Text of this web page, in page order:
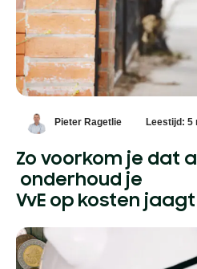
Pieter Ragetlie Leestijd: 5
Zo voorkom je dat
onderhoud je
VvE op kosten jaagt